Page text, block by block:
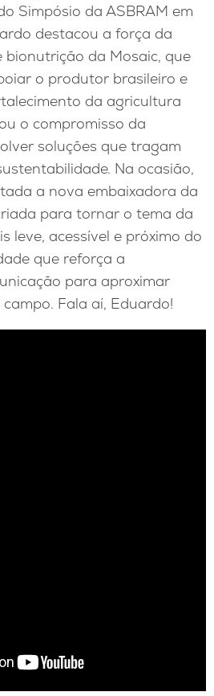
Simpósio da ASBRAM em
destacou a força da
bionutrição da Mosaic, que
o produtor brasileiro e
da agricultura
o compromisso da
soluções que tragam
Na ocasião,
a nova embaixadora da
para tornar o tema da
leve, acessível e próximo do
que reforça a
para aproximar
Fala aí, Eduardo!